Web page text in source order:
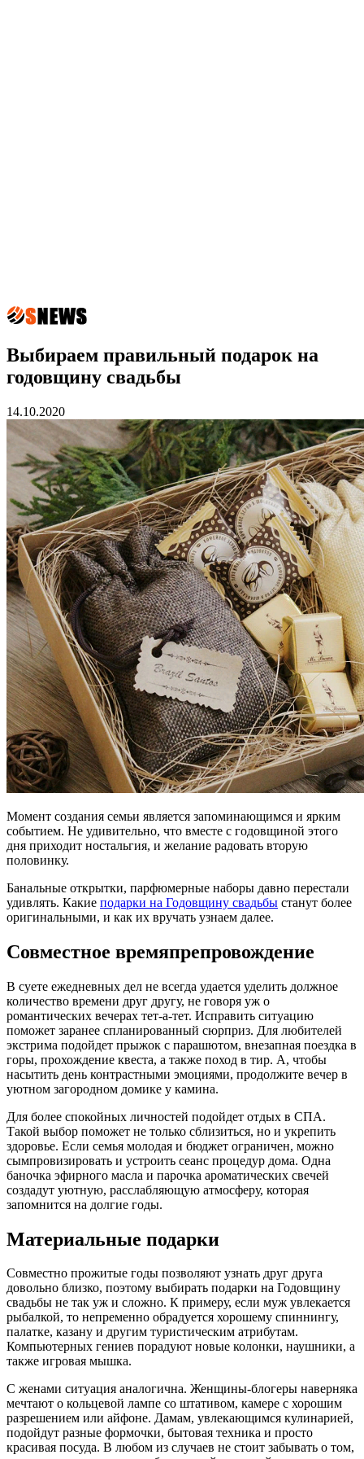
Выбираем правильный подарок на
годовщину свадьбы
14.10.2020
Момент создания семьи является запоминающимся и ярким
событием. Не удивительно, что вместе с годовщиной этого
дня приходит ностальгия, и желание радовать вторую
половинку.
Банальные открытки, парфюмерные наборы давно перестали
удивлять. Какие подарки на Годовщину свадьбы станут более
оригинальными, и как их вручать узнаем далее.
Совместное времяпрепровождение
В суете ежедневных дел не всегда удается уделить должное
количество времени друг другу, не говоря уж о
романтических вечерах тет-а-тет. Исправить ситуацию
поможет заранее спланированный сюрприз. Для любителей
экстрима подойдет прыжок с парашютом, внезапная поездка в
горы, прохождение квеста, а также поход в тир. А, чтобы
насытить день контрастными эмоциями, продолжите вечер в
уютном загородном домике у камина.
Для более спокойных личностей подойдет отдых в СПА.
Такой выбор поможет не только сблизиться, но и укрепить
здоровье. Если семья молодая и бюджет ограничен, можно
сымпровизировать и устроить сеанс процедур дома. Одна
баночка эфирного масла и парочка ароматических свечей
создадут уютную, расслабляющую атмосферу, которая
запомнится на долгие годы.
Материальные подарки
Совместно прожитые годы позволяют узнать друг друга
довольно близко, поэтому выбирать подарки на Годовщину
свадьбы не так уж и сложно. К примеру, если муж увлекается
рыбалкой, то непременно обрадуется хорошему спиннингу,
палатке, казану и другим туристическим атрибутам.
Компьютерных гениев порадуют новые колонки, наушники, а
также игровая мышка.
С женами ситуация аналогична. Женщины-блогеры наверняка
мечтают о кольцевой лампе со штативом, камере с хорошим
разрешением или айфоне. Дамам, увлекающимся кулинарией,
подойдут разные формочки, бытовая техника и просто
красивая посуда. В любом из случаев не стоит забывать о том,